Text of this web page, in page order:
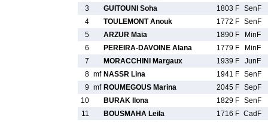
3
GUITOUNI Soha 1803 F SenF
4
TOULEMONT Anouk 1772 F SenF
5
ARZUR Maia 1890 F
MinF
6
PEREIRA-DAVOINE Alana 1779 F
MinF
7
MORACCHINI Margaux 1939 F
JunF
8 mf NASSR Lina 1941 F SenF
9 mf ROUMEGOUS Marina 2045 F SepF
10
BURAK Ilona 1829 F SenF
11
BOUSMAHA Leila 1716 F CadF